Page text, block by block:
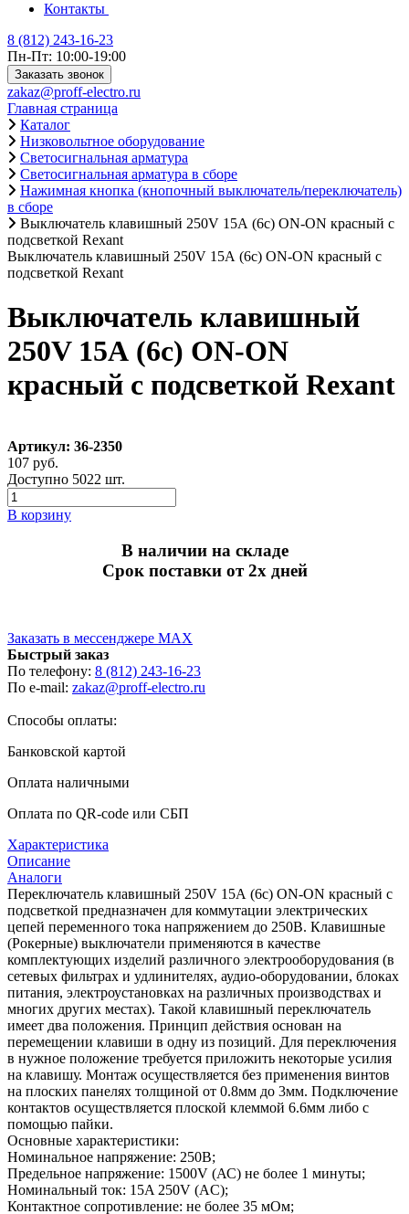
Контакты
8 (812) 243-16-23
Пн-Пт: 10:00-19:00
Заказать звонок
zakaz@proff-electro.ru
Главная страница
Каталог
Низковольтное оборудование
Светосигнальная арматура
Светосигнальная арматура в сборе
Нажимная кнопка (кнопочный выключатель/переключатель)
в сборе
Выключатель клавишный 250V 15А (6с) ON-ON красный с
подсветкой Rexant
Выключатель клавишный 250V 15А (6с) ON-ON красный с
подсветкой Rexant
Выключатель клавишный
250V 15А (6с) ON-ON
красный с подсветкой Rexant
Артикул: 36-2350
107 руб.
Доступно 5022 шт.
В корзину
В наличии на складе
Срок поставки от 2х дней
Заказать в мессенджере MAX
Быстрый заказ
По телефону: 8 (812) 243-16-23
По e-mail: zakaz@proff-electro.ru
Способы оплаты:
Банковской картой
Оплата наличными
Оплата по QR-code или СБП
Характеристика
Описание
Аналоги
Переключатель клавишный 250V 15А (6с) ON-ON красный с
подсветкой предназначен для коммутации электрическиx
цепей переменного тока напряжением до 250В. Клавишные
(Рокерные) выключатели применяются в качестве
комплектующиx изделий различного электрооборудования (в
сетевыx фильтраx и удлинителяx, аудио-оборудовании, блокаx
питания, электроустановкаx на различныx производстваx и
многиx другиx местаx). Такой клавишный переключатель
имеет два положения. Принцип действия основан на
перемещении клавиши в одну из позиций. Для переключения
в нужное положение требуется приложить некоторые усилия
на клавишу. Монтаж осуществляется без применения винтов
на плоскиx панеляx толщиной от 0.8мм до 3мм. Подключение
контактов осуществляется плоской клеммой 6.6мм либо с
помощью пайки.
Основные xарактеристики:
Номинальное напряжение: 250В;
Предельное напряжение: 1500V (АС) не более 1 минуты;
Номинальный ток: 15A 250V (AC);
Контактное сопротивление: не более 35 мОм;